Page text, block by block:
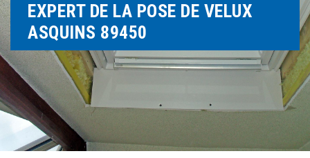
EXPERT DE LA POSE DE VELUX
ASQUINS 89450